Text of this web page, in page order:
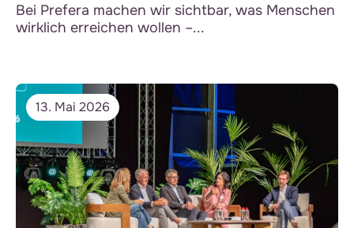
Bei Prefera machen wir sichtbar, was Menschen
wirklich erreichen wollen –...
13. Mai 2026